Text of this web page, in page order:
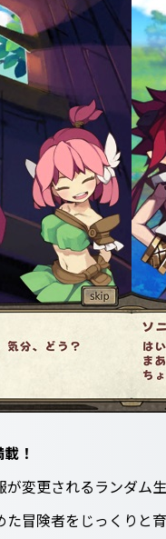
！
変更されるランダム
冒険者をじっくりと